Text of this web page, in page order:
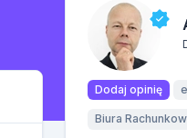
Dodaj opinię
Biura